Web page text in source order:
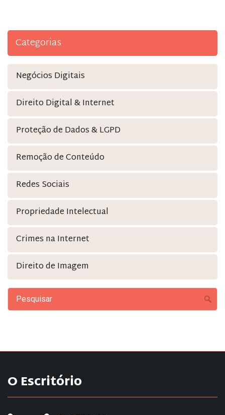
Categorias
Negócios Digitais
Direito Digital & Internet
Proteção de Dados & LGPD
Remoção de Conteúdo
Redes Sociais
Propriedade Intelectual
Crimes na Internet
Direito de Imagem
O Escritório